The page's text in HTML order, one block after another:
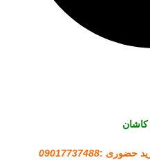
کاشان
حضوری :09017737488